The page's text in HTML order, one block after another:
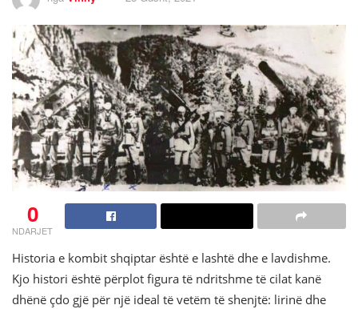
0
NDARJET
Historia e kombit shqiptar është e lashtë dhe e lavdishme.
Kjo histori është përplot figura të ndritshme të cilat kanë
dhënë çdo gjë për një ideal të vetëm të shenjtë: lirinë dhe